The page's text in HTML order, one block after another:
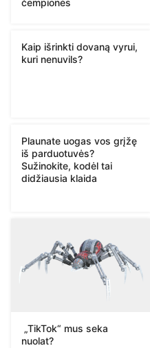
čempionės
Kaip išrinkti dovaną vyrui,
kuri nenuvils?
Plaunate uogas vos grįžę
iš parduotuvės?
Sužinokite, kodėl tai
didžiausia klaida
„TikTok“ mus seka
nuolat?